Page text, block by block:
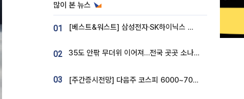
많이 본 뉴스
01 [베스트&워스트] 삼성전자·SK하이닉스 밀린 한 주…상상인증권은 85% 급등
02 35도 안팎 무더위 이어져…전국 곳곳 소나기 [오늘 날씨]
03 [주간증시전망] 다음주 코스피 6000~7000⋯“外人 수급은 정책이 변수”